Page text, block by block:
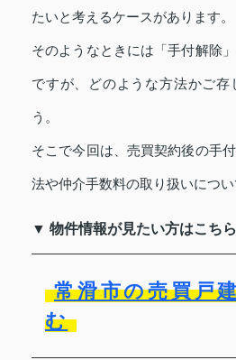
たいと考えるケースがあります。
そのようなときには「手付解除
ですが、どのような方法かご存
う。
そこで今回は、売買契約後の手
法や仲介手数料の取り扱いについ
▼ 物件情報が見たい方はこち
常滑市の売買戸
む